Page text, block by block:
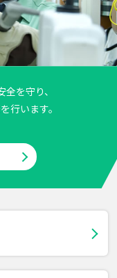
を守り、
行います。